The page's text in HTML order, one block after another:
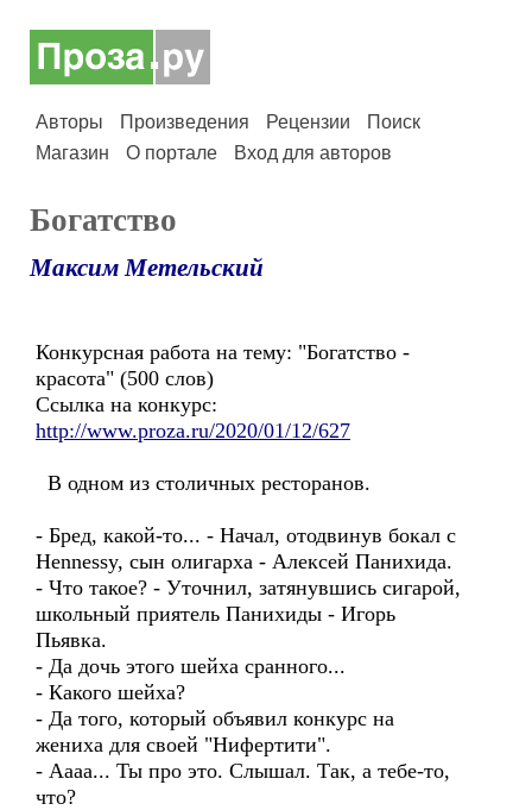
Авторы Произведения Рецензии
Поиск
Магазин
О портале Вход для авторов
Богатство
Максим Метельский
Конкурсная работа на тему: "Богатство -
красота" (500 слов)
Ссылка на конкурс:
http://www.proza.ru/2020/01/12/627
В одном из столичных ресторанов.
- Бред, какой-то... - Начал, отодвинув бокал с
Hennessy, сын олигарха - Алексей Панихида.
- Что такое? - Уточнил, затянувшись сигарой,
школьный приятель Панихиды - Игорь
Пьявка.
- Да дочь этого шейха сранного...
- Какого шейха?
- Да того, который объявил конкурс на
жениха для своей "Нифертити".
- Аааа... Ты про это. Слышал. Так, а тебе-то,
что?